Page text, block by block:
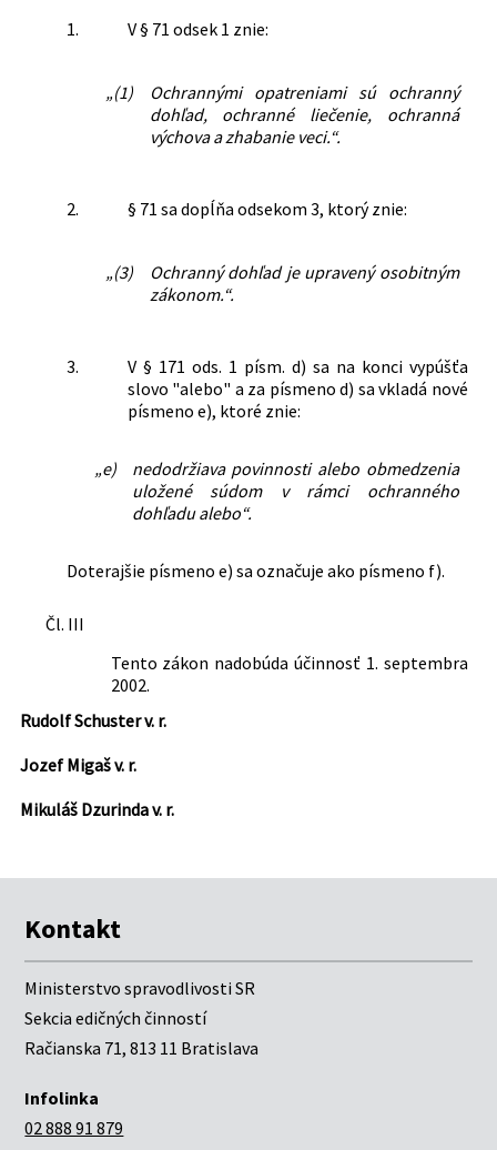
1.
V § 71 odsek 1 znie:
„(1)
Ochrannými opatreniami sú ochranný
dohľad, ochranné liečenie, ochranná
výchova a zhabanie veci.“.
2. § 71 sa dopĺňa odsekom 3, ktorý znie:
„(3)
Ochranný dohľad je upravený osobitným
zákonom.“.
3.
V § 171 ods. 1 písm. d) sa na konci vypúšťa
slovo "alebo" a za písmeno d) sa vkladá nové
písmeno e), ktoré znie:
„e)
nedodržiava povinnosti alebo obmedzenia
uložené súdom v rámci ochranného
dohľadu alebo“.
Doterajšie písmeno e) sa označuje ako písmeno f).
Čl. III
Tento zákon nadobúda účinnosť 1. septembra
2002.
Rudolf Schuster v. r.
Jozef Migaš v. r.
Mikuláš Dzurinda v. r.
Kontakt
Ministerstvo spravodlivosti SR
Sekcia edičných činností
Račianska 71, 813 11 Bratislava
Infolinka
02 888 91 879